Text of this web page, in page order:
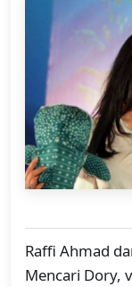
Raffi Ahmad
Mencari Dory,